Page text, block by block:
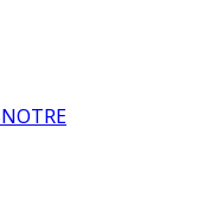
NOTRE